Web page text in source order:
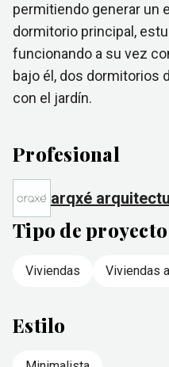
permitiendo generar un
dormitorio principal,
funcionando a su vez
bajo él, dos dormitorios
con el jardín.
Profesional
arqxé
Tipo de proyecto
Viviendas Viviendas
Estilo